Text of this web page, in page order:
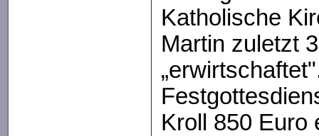
Katholische
Martin zuletzt
Kroll 850 Euro